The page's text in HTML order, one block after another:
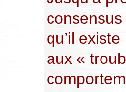
consensus
qu’il
aux «